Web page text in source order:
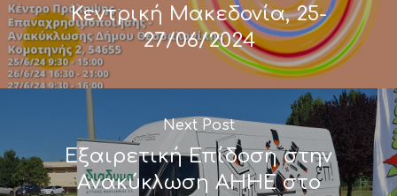
Κεντρική Μακεδονία, 25-
27/06/2024
Next Post
Εξαιρετική Επίδοση στην
Ανακύκλωση ΑΗΗΕ στο